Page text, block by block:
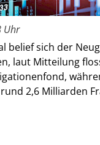
Uhr
belief sich der
laut Mitteilung
2,6 Milliarden